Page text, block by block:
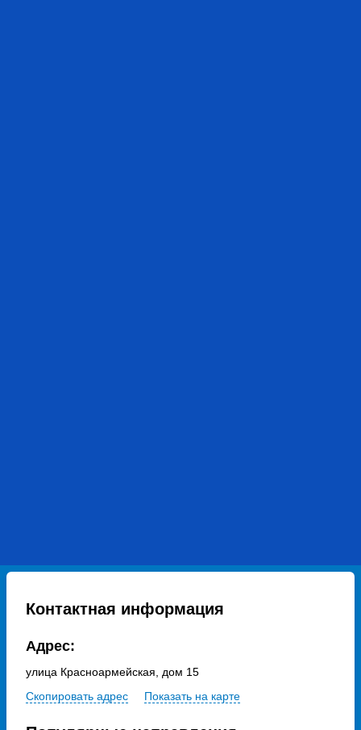
Контактная информация
Адрес:
улица Красноармейская, дом 15
Скопировать адрес
Показать на карте